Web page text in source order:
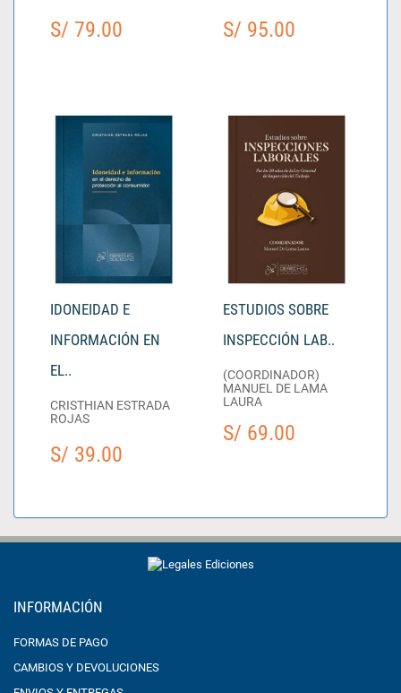
S/ 79.00 S/ 95.00
IDONEIDAD E
INFORMACIÓN EN
EL..
CRISTHIAN ESTRADA
ROJAS
S/ 39.00
ESTUDIOS SOBRE
INSPECCIÓN LAB..
(COORDINADOR)
MANUEL DE LAMA
LAURA
S/ 69.00
INFORMACIÓN
FORMAS DE PAGO
CAMBIOS Y DEVOLUCIONES